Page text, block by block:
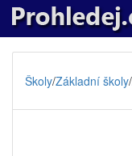
Školy/Základní školy/